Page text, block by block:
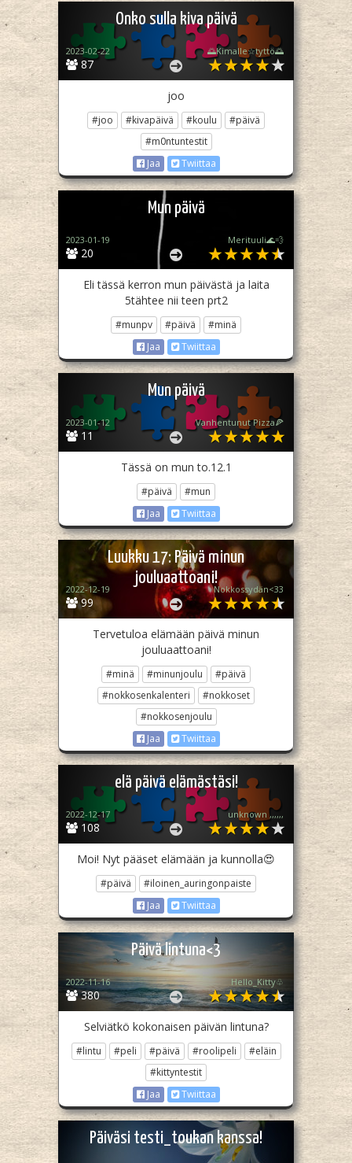
Onko sulla kiva päivä
87
2023-02-22 🌅Kimalle☆tyttö🌅
joo
#joo #kivapäivä #koulu
#päivä
#m0ntuntestit
Jaa
Twiittaa
Mun päivä
20
2023-01-19 Merituuli🌊💨
Eli tässä kerron mun päivästä ja laita
5tähtee nii teen prt2
#munpv #päivä
#minä
Jaa
Twiittaa
Mun päivä
11
2023-01-12 Vanhentunut Pizza🍕
Tässä on mun to.12.1
#päivä
#mun
Jaa
Twiittaa
Luukku 17: Päivä minun
jouluaattoani!
99
2022-12-19 Nokkossydän<33
Tervetuloa elämään päivä minun
jouluaattoani!
#minä #minunjoulu
#päivä
#nokkosenkalenteri
#nokkoset
#nokkosenjoulu
Jaa
Twiittaa
elä päivä elämästäsi!
108
2022-12-17 unknown ,,,,,,
Moi! Nyt pääset elämään ja kunnolla😍
#päivä
#iloinen_auringonpaiste
Jaa
Twiittaa
Päivä lintuna<3
380
2022-11-16 Hello_Kitty♧
Selviätkö kokonaisen päivän lintuna?
#lintu #peli #päivä #roolipeli
#eläin
#kittyntestit
Jaa
Twiittaa
Päiväsi testi_toukan kanssa!